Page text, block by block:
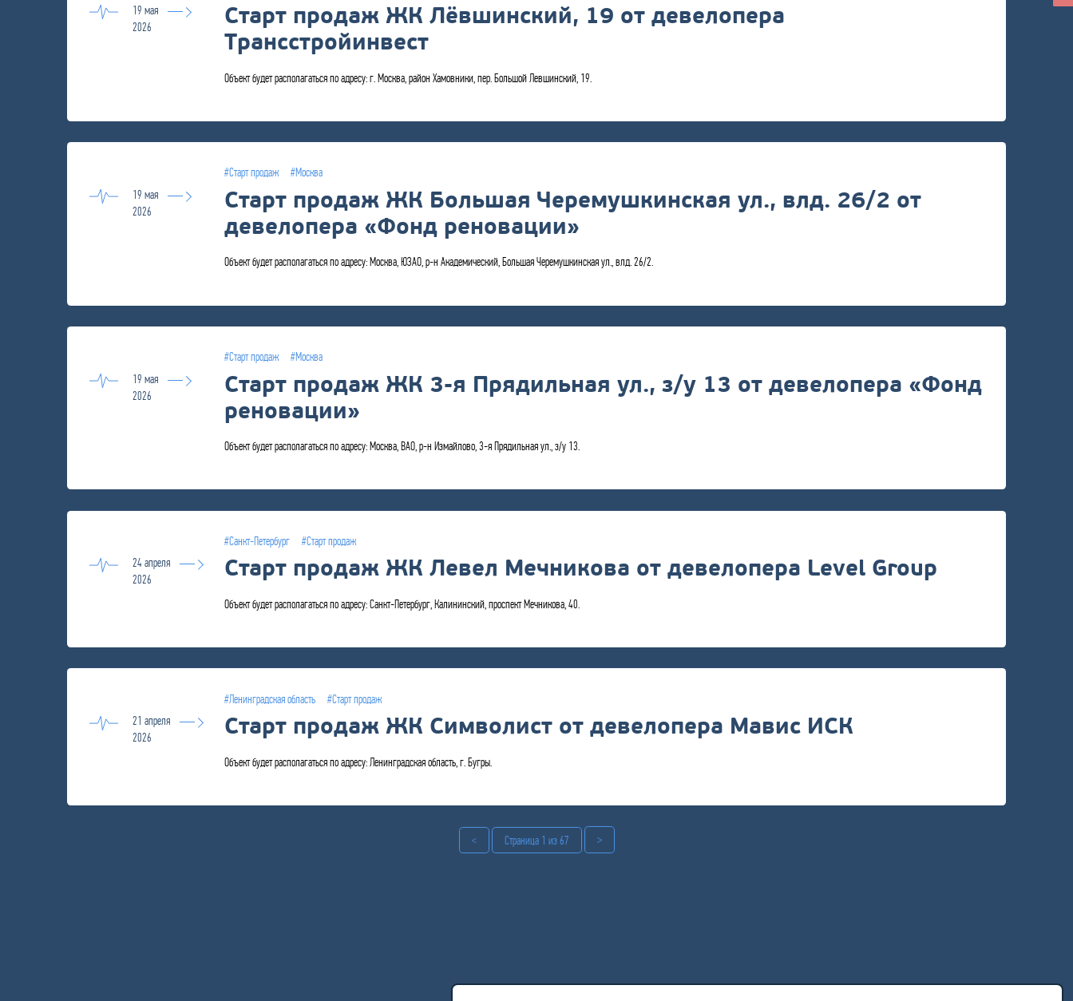
19 мая
2026
Старт продаж ЖК Лёвшинский, 19 от девелопера
Трансстройинвест
Объект будет располагаться по адресу: г. Москва, район Хамовники, пер. Большой Левшинский, 19.
#Старт продаж
#Москва
19 мая
2026
Старт продаж ЖК Большая Черемушкинская ул., влд. 26/2 от
девелопера «Фонд реновации»
Объект будет располагаться по адресу: Москва, ЮЗАО, р-н Академический, Большая Черемушкинская ул., влд. 26/2.
#Старт продаж
#Москва
19 мая
2026
Старт продаж ЖК 3-я Прядильная ул., з/у 13 от девелопера «Фонд
реновации»
Объект будет располагаться по адресу: Москва, ВАО, р-н Измайлово, 3-я Прядильная ул., з/у 13.
#Санкт-Петербург
#Старт продаж
24 апреля
2026
Старт продаж ЖК Левел Мечникова от девелопера Level Group
Объект будет располагаться по адресу: Санкт-Петербург, Калининский, проспект Мечникова, 40.
#Ленинградская область
#Старт продаж
21 апреля
2026
Старт продаж ЖК Символист от девелопера Мавис ИСК
Объект будет располагаться по адресу: Ленинградская область, г. Бугры.
< Страница 1 из 67 >